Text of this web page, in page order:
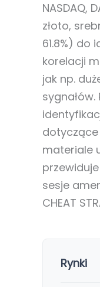
NASDAQ,
złoto,
61.8%)
korelacji
jak np.
dotyczące
materiale
przewiduje
sesje
CHEAT
Rynki